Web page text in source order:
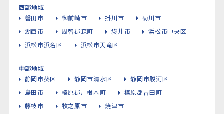
西部地域
磐田市
御前崎市 掛川市
菊川市
湖西市
周智郡森町 袋井市
浜松市中央区
浜松市浜名区
浜松市天竜区
中部地域
静岡市葵区
静岡市清水区
静岡市駿河区
島田市
榛原郡川根本町
榛原郡吉田町
藤枝市
牧之原市 焼津市